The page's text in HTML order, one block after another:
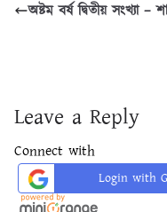
অষ্টম বর্ষ দ্বিতীয় সংখ্যা –
Leave a Reply
Connect with
Login with